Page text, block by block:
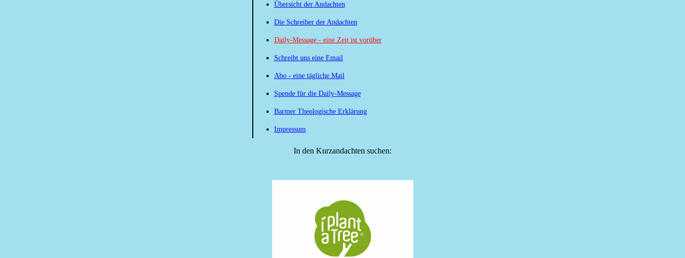
Übersicht der Andachten
Die Schreiber der Andachten
Daily-Message - eine Zeit ist vorüber
Schreibt uns eine Email
Abo - eine tägliche Mail
Spende für die Daily-Message
Barmer Theologische Erklärung
Impressum
In den Kurzandachten suchen: